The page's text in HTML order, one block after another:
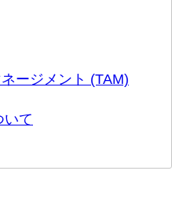
ージメント (TAM)
いて